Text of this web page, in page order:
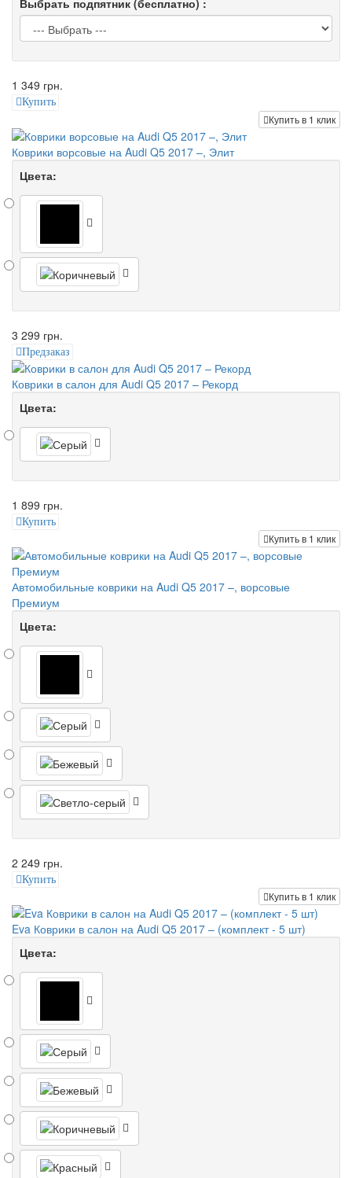
Выбрать подпятник (бесплатно) :
1 349 грн.
Купить
Купить в 1 клик
Коврики ворсовые на Audi Q5 2017 –, Элит
Цвета:
3 299 грн.
Предзаказ
Коврики в салон для Audi Q5 2017 – Рекорд
Цвета:
1 899 грн.
Купить
Купить в 1 клик
Автомобильные коврики на Audi Q5 2017 –, ворсовые
Премиум
Цвета:
2 249 грн.
Купить
Купить в 1 клик
Eva Коврики в салон на Audi Q5 2017 – (комплект - 5 шт)
Цвета: